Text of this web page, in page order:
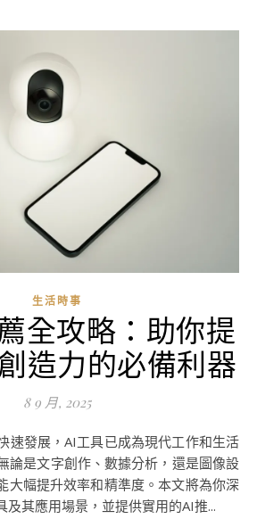
生活時事
全攻略：助你提
造力的必備利器
8 9 月, 2025
論是文字創作、數據分析，還是圖像設
大幅提升效率和精準度。本文將為你深
及其應用場景，並提供實用的AI推...